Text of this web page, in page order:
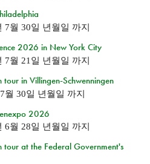
7월 30일 년월일 까지
2026 in New York City
7월 21일 년월일 까지
in Villingen-Schwenningen
월 30일 년월일 까지
2026
6월 28일 년월일 까지
tour at the Federal Government's